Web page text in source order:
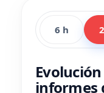
6 h
informes